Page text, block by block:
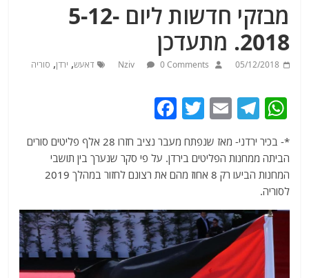
מבזקי חדשות ליום 5-12-
2018. מתעדכן
05/12/2018
Nziv 0 Comments דאעש, ירדן, סוריה
W
at
s
A
p
p
T
e
g
m
E
ai
l
T
itt
er
c
e
o
o
k
*- בכיר ירדני- מאז שנפתח מעבר נציב חזרו 28 אלף פליטים סורים
הביתה ממחנות הפליטים בירדן. על פי סקר שנערך בין תושבי
המחנות הביעו רק 8 אחוז מהם את רצונם לחזור במהלך 2019
לסוריה.